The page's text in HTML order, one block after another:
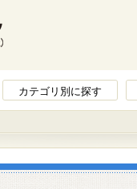
カテゴリ別に探す